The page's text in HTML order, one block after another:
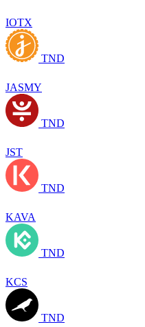
IOTX
TND
JASMY
TND
JST
TND
KAVA
TND
KCS
TND